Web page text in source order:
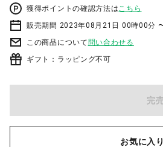
獲得ポイントの確認方法はこちら
販売期間 2023年08月21日 00時00分
この商品について 問い合わせる
ギフト：ラッピング不可
完
お気に入